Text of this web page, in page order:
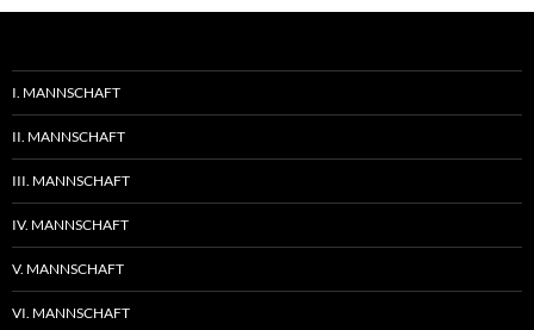
I. MANNSCHAFT
II. MANNSCHAFT
III. MANNSCHAFT
IV. MANNSCHAFT
V. MANNSCHAFT
VI. MANNSCHAFT